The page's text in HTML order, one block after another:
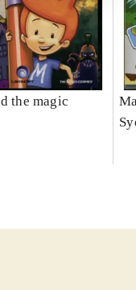
the magic